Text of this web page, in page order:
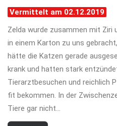
Vermittelt am 02.12.2019
Zelda wurde zusammen mit Ziri
in einem Karton zu uns
hätte die Katzen gerade
krank und hatten stark
Tierarztbesuchen und reichlich
fit bekommen. In der
Tiere gar nicht…